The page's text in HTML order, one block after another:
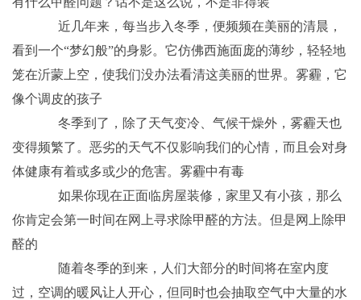
近几年来，每当步入冬季，便频频在美丽的清晨，
看到一个“梦幻般”的身影。它仿佛西施面庞的薄纱，轻轻地
笼在沂蒙上空，使我们没办法看清这美丽的世界。雾霾，它
像个调皮的孩子
冬季到了，除了天气变冷、气候干燥外，雾霾天也
变得频繁了。恶劣的天气不仅影响我们的心情，而且会对身
体健康有着或多或少的危害。雾霾中有毒
如果你现在正面临房屋装修，家里又有小孩，那么
你肯定会第一时间在网上寻求除甲醛的方法。但是网上除甲
醛的
随着冬季的到来，人们大部分的时间将在室内度
过，空调的暖风让人开心，但同时也会抽取空气中大量的水